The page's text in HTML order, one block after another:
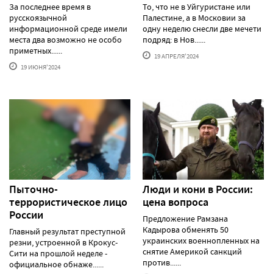
За последнее время в
русскоязычной
информационной среде имели
места два возможно не особо
приметных......
19 ИЮНЯ'2024
То, что не в Уйгуристане или
Палестине, а в Московии за
одну неделю снесли две мечети
подряд: в Нов......
19 АПРЕЛЯ'2024
Пыточно-
террористическое лицо
России
Главный результат преступной
резни, устроенной в Крокус-
Сити на прошлой неделе -
официальное обнаже......
Люди и кони в России:
цена вопроса
Предложение Рамзана
Кадырова обменять 50
украинских военнопленных на
снятие Америкой санкций
против......